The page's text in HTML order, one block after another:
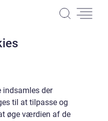
indsamles der
til at tilpasse og
øge værdien af de